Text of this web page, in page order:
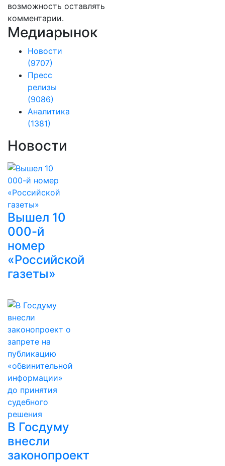
возможность оставлять
комментарии.
Медиарынок
Новости
(9707)
Пресс
релизы
(9086)
Аналитика
(1381)
Новости
Вышел 10
000-й
номер
«Российской
газеты»
В Госдуму
внесли
законопроект